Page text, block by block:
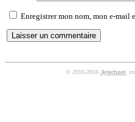
Enregistrer mon nom, mon e-mail
© 2010-2016 Aytechnet ,